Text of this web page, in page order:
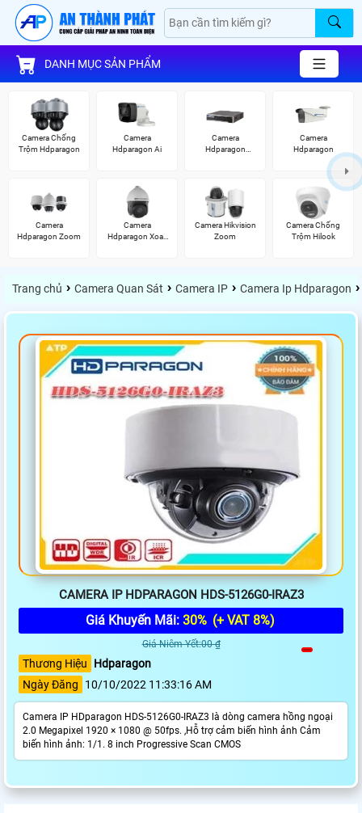
DANH MỤC SẢN PHẨM
Camera Chống
Trộm Hdparagon
Camera
Hdparagon Ai
Camera
Hdparagon
Camera
Hdparagon
Camera
Hdparagon Zoom
Camera
Hdparagon Xoay
Camera Hikvision
Zoom
Camera Chống
Trộm Hilook
Trang chủ › Camera Quan Sát › Camera IP › Camera Ip Hdparagon ›
CAMERA IP HDPARAGON HDS-5126G0-IRAZ3
Giá Khuyến Mãi: 30% (+ VAT 8%)
Giá Niêm Yết:00 ₫
Thương Hiệu
Hdparagon
Ngày Đăng
10/10/2022 11:33:16 AM
Camera IP HDparagon HDS-5126G0-IRAZ3 là dòng camera hồng ngoại
2.0 Megapixel 1920 × 1080 @ 50fps. ,Hỗ trợ cảm biến hình ảnh Cảm
biến hình ảnh: 1/1. 8 inch Progressive Scan CMOS